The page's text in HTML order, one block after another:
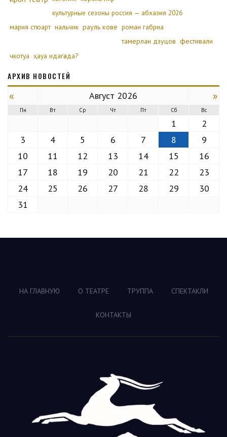
культурные сезоны россия — абхазия 2026
мария стюарт нальчик рауль кове роман габриа
тамерлан дзуцов фестивали
чкотуа ҳауа идагәада?
АРХИВ НОВОСТЕЙ
« Август 2026 »
Пн Вт Ср Чт Пт Сб Вс
1
2
3
4 5 6 7 8
9
10
11 12 13 14 15
16
17
18 19 20 21 22
23
24
25 26 27 28 29
30
31
НА ГЛАВНУЮ О ТЕАТРЕ ТРУППА СПЕКТАКЛИ
КОНТАКТЫ